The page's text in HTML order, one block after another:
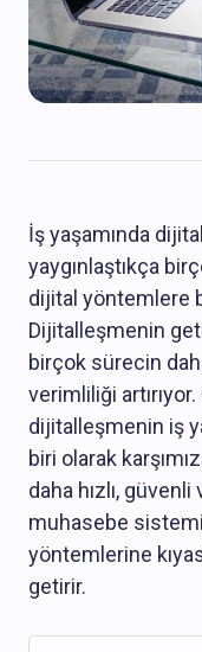
İş yaşamında
yaygınlaştıkça
dijital yöntemlere
Dijitalleşmenin
birçok sürecin
verimliliği
dijitalleşmenin iş
biri olarak
daha hızlı,
muhasebe
yöntemlerine
getirir.